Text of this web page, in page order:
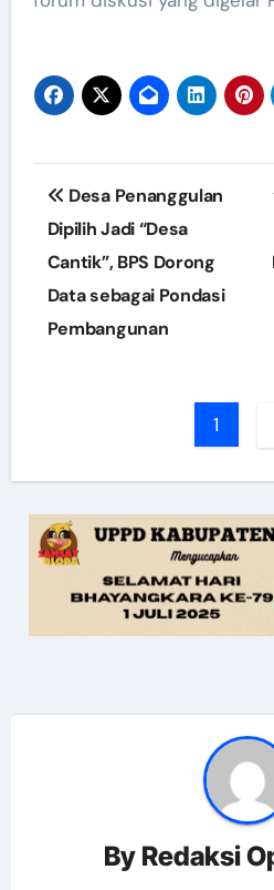
Post
navigation
Desa Penanggulan
Dipilih Jadi “Desa
Cantik”, BPS Dorong
Data sebagai Pondasi
Pembangunan
1
By Redaksi